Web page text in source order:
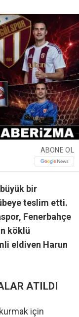
ABONE OL
bir
teslim etti.
Fenerbahçe
köklü
eldiven Harun
ATILDI
için